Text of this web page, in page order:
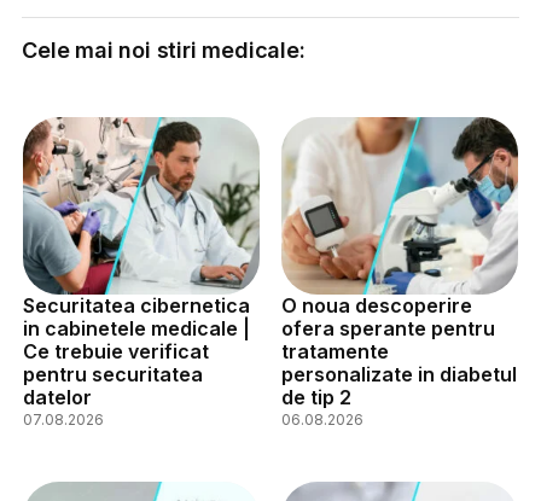
Cele mai noi stiri medicale:
Securitatea cibernetica
in cabinetele medicale |
Ce trebuie verificat
pentru securitatea
datelor
07.08.2026
O noua descoperire
ofera sperante pentru
tratamente
personalizate in diabetul
de tip 2
06.08.2026